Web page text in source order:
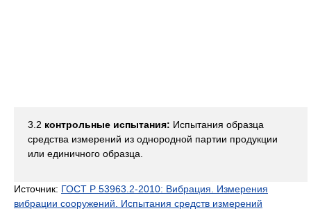
3.2 контрольные испытания: Испытания образца
средства измерений из однородной партии продукции
или единичного образца.
Источник: ГОСТ Р 53963.2-2010: Вибрация. Измерения
вибрации сооружений. Испытания средств измерений